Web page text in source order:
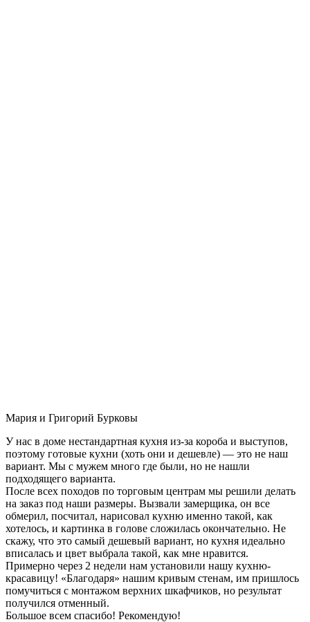
Мария и Григорий Бурковы
У нас в доме нестандартная кухня из-за короба и выступов,
поэтому готовые кухни (хоть они и дешевле) — это не наш
вариант. Мы с мужем много где были, но не нашли
подходящего варианта.
После всех походов по торговым центрам мы решили делать
на заказ под наши размеры. Вызвали замерщика, он все
обмерил, посчитал, нарисовал кухню именно такой, как
хотелось, и картинка в голове сложилась окончательно. Не
скажу, что это самый дешевый вариант, но кухня идеально
вписалась и цвет выбрала такой, как мне нравится.
Примерно через 2 недели нам установили нашу кухню-
красавицу! «Благодаря» нашим кривым стенам, им пришлось
помучиться с монтажом верхних шкафчиков, но результат
получился отменный.
Большое всем спасибо! Рекомендую!